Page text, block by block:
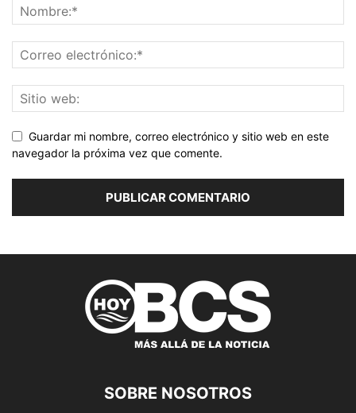
Guardar mi nombre, correo electrónico y sitio web en este
navegador la próxima vez que comente.
SOBRE NOSOTROS